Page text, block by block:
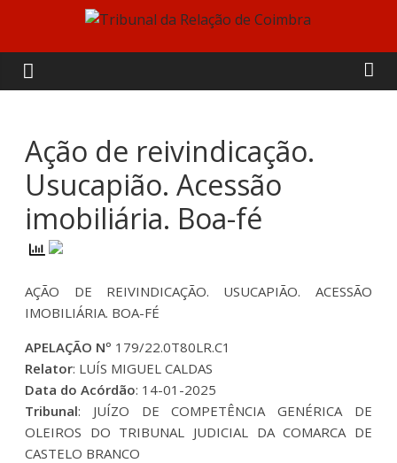
content
Tribunal
da
Relação
de
Coimbra
Ação de reivindicação.
Usucapião. Acessão
imobiliária. Boa-fé
AÇÃO DE REIVINDICAÇÃO. USUCAPIÃO. ACESSÃO
IMOBILIÁRIA. BOA-FÉ
APELAÇÃO Nº 179/22.0T80LR.C1
Relator: LUÍS MIGUEL CALDAS
Data do Acórdão: 14-01-2025
Tribunal: JUÍZO DE COMPETÊNCIA GENÉRICA DE
OLEIROS DO TRIBUNAL JUDICIAL DA COMARCA DE
CASTELO BRANCO